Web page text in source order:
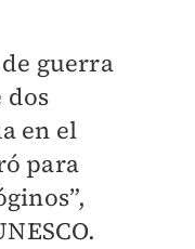
guerra
dos
en el
para